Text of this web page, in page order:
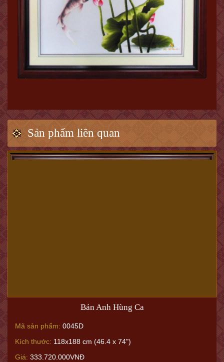
Sản phẩm liên quan
Bản Anh Hùng Ca
Mã sản phẩm: 0045D
Kích thước: 118x188 cm (46.4 x 74")
Giá: 333.720.000VNĐ